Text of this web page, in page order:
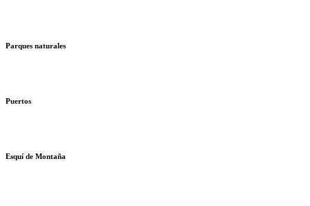
Parques naturales
Puertos
Esquí de Montaña